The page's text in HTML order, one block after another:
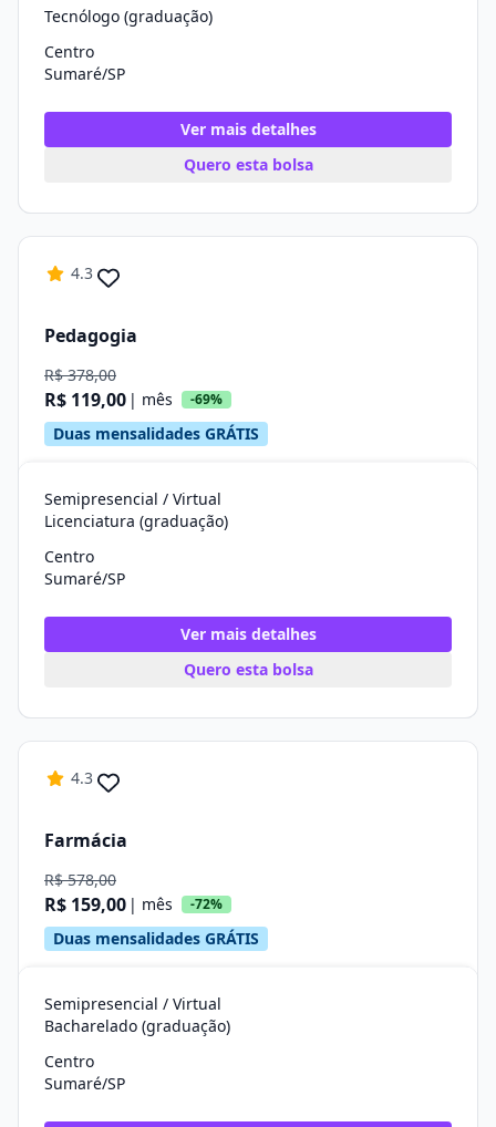
Tecnólogo (graduação)
Centro
Sumaré/SP
Ver mais detalhes
Quero esta bolsa
4.3
Pedagogia
R$ 378,00
R$ 119,00 | mês -69%
Duas mensalidades GRÁTIS
Semipresencial / Virtual
Licenciatura (graduação)
Centro
Sumaré/SP
Ver mais detalhes
Quero esta bolsa
4.3
Farmácia
R$ 578,00
R$ 159,00 | mês -72%
Duas mensalidades GRÁTIS
Semipresencial / Virtual
Bacharelado (graduação)
Centro
Sumaré/SP